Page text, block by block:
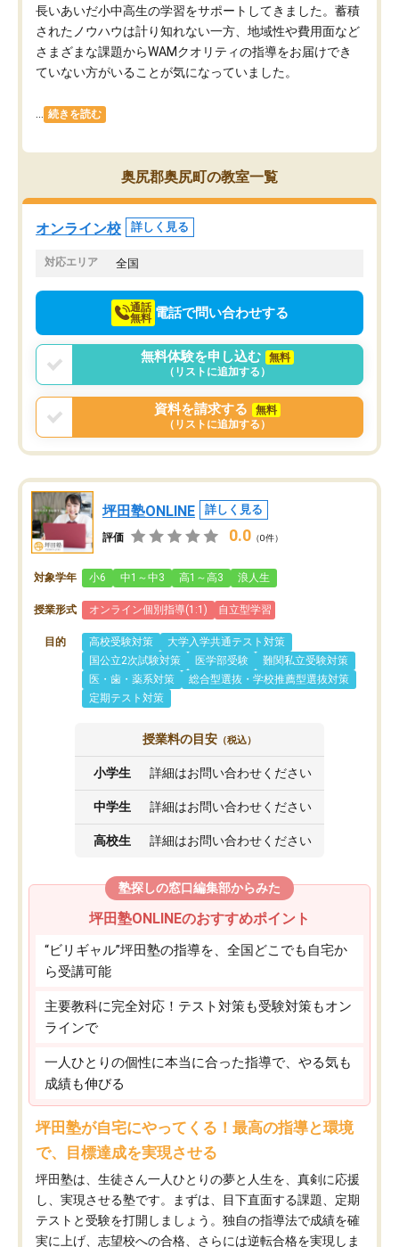
長いあいだ小中高生の学習をサポートしてきました。蓄積
されたノウハウは計り知れない一方、地域性や費用面など
さまざまな課題からWAMクオリティの指導をお届けでき
ていない方がいることが気になっていました。
続きを読む
奥尻郡奥尻町の教室一覧
オンライン校 詳しく見る
対応エリア 全国
通話
無料 電話で問い合わせする
無料体験を申し込む
無料
（リストに追加する）
資料を請求する
無料
（リストに追加する）
坪田塾ONLINE 詳しく見る
評価 0.0 （0件）
対象学年 小6 中1～中3 高1～高3 浪人生
授業形式 オンライン個別指導(1:1) 自立型学習
目的 高校受験対策
大学入学共通テスト対策
国公立2次試験対策
医学部受験
難関私立受験対策
医・歯・薬系対策
総合型選抜・学校推薦型選抜対策
定期テスト対策
授業料の目安 （税込）
小学生 詳細はお問い合わせください
中学生 詳細はお問い合わせください
高校生 詳細はお問い合わせください
塾探しの窓口編集部からみた
坪田塾ONLINEのおすすめポイント
“ビリギャル”坪田塾の指導を、全国どこでも自宅か
ら受講可能
主要教科に完全対応！テスト対策も受験対策もオン
ラインで
一人ひとりの個性に本当に合った指導で、やる気も
成績も伸びる
坪田塾が自宅にやってくる！最高の指導と環境
で、目標達成を実現させる
坪田塾は、生徒さん一人ひとりの夢と人生を、真剣に応援
し、実現させる塾です。まずは、目下直面する課題、定期
テストと受験を打開しましょう。独自の指導法で成績を確
実に上げ、志望校への合格、さらには逆転合格を実現しま